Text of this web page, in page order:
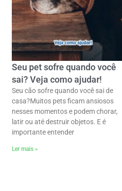
Seu pet sofre quando você
sai? Veja como ajudar!
Seu cão sofre quando você sai de
casa?ㅤMuitos pets ficam ansiosos
nesses momentos e podem chorar,
latir ou até destruir objetos. E é
importante entender
Ler mais »